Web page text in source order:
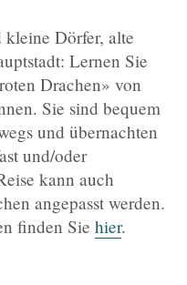
Dörfer, alte
Lernen Sie
Drachen» von
Sie sind bequem
und übernachten
und/oder
kann auch
angepasst werden.
finden Sie hier.